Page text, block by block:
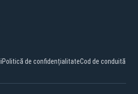
Politică de confidențialitateCod de conduită